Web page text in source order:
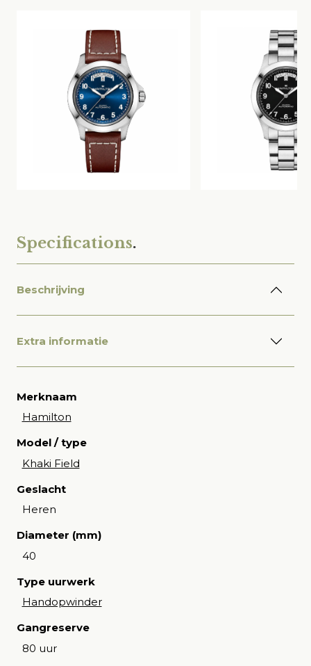
Specifications.
Beschrijving
Extra informatie
Merknaam
Hamilton
Model / type
Khaki Field
Geslacht
Heren
Diameter (mm)
40
Type uurwerk
Handopwinder
Gangreserve
80 uur